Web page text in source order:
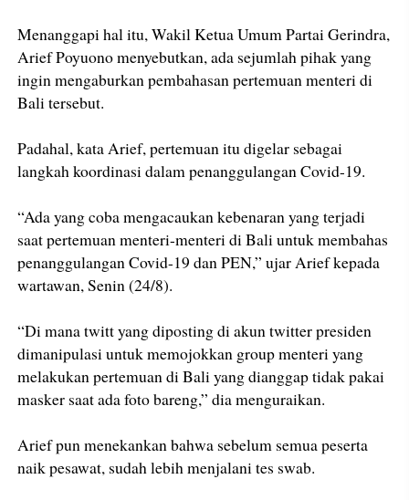
Menanggapi hal itu, Wakil Ketua Umum Partai Gerindra,
Arief Poyuono menyebutkan, ada sejumlah pihak yang
ingin mengaburkan pembahasan pertemuan menteri di
Bali tersebut.
Padahal, kata Arief, pertemuan itu digelar sebagai
langkah koordinasi dalam penanggulangan Covid-19.
“Ada yang coba mengacaukan kebenaran yang terjadi
saat pertemuan menteri-menteri di Bali untuk membahas
penanggulangan Covid-19 dan PEN,” ujar Arief kepada
wartawan, Senin (24/8).
“Di mana twitt yang diposting di akun twitter presiden
dimanipulasi untuk memojokkan group menteri yang
melakukan pertemuan di Bali yang dianggap tidak pakai
masker saat ada foto bareng,” dia menguraikan.
Arief pun menekankan bahwa sebelum semua peserta
naik pesawat, sudah lebih menjalani tes swab.